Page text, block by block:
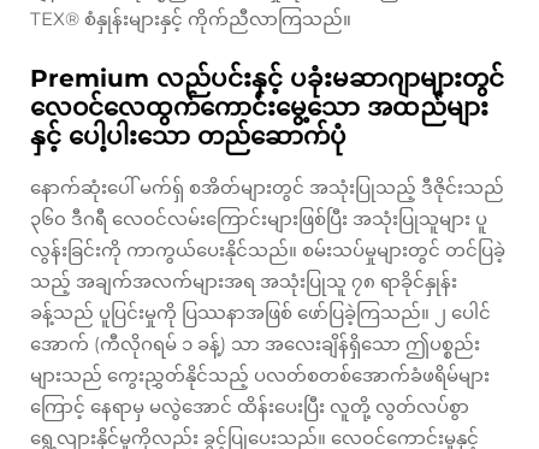
TEX® စံနှုန်းများနှင့် ကိုက်ညီလာကြသည်။
Premium လည်ပင်းနှင့် ပခုံးမဆာဂျာများတွင်
လေဝင်လေထွက်ကောင်းမွေ့သော အထည်များ
နှင့် ပေါ့ပါးသော တည်ဆောက်ပုံ
နောက်ဆုံးပေါ် မက်ရှ် စအိတ်များတွင် အသုံးပြုသည့် ဒီဇိုင်းသည်
၃၆၀ ဒီဂရီ လေဝင်လမ်းကြောင်းများဖြစ်ပြီး အသုံးပြုသူများ ပူ
လွန်းခြင်းကို ကာကွယ်ပေးနိုင်သည်။ စမ်းသပ်မှုများတွင် တင်ပြခဲ့
သည့် အချက်အလက်များအရ အသုံးပြုသူ ၇၈ ရာခိုင်နှုန်း
ခန့်သည် ပူပြင်းမှုကို ပြဿနာအဖြစ် ဖော်ပြခဲ့ကြသည်။ ၂ ပေါင်
အောက် (ကီလိုဂရမ် ၁ ခန့်) သာ အလေးချိန်ရှိသော ဤပစ္စည်း
များသည် ကွေးညွှတ်နိုင်သည့် ပလတ်စတစ်အောက်ခံဖရိမ်များ
ကြောင့် နေရာမှ မလွဲအောင် ထိန်းပေးပြီး လူတို့ လွတ်လပ်စွာ
ရွေ့လျားနိုင်မှုကိုလည်း ခွင့်ပြုပေးသည်။ လေဝင်ကောင်းမှုနှင့်